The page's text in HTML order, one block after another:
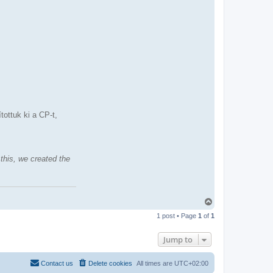
ki a CP-t,
we created the
p
1 post • Page 1 of 1
Jump to
All times are UTC+02:00
Delete cookies
Contact us